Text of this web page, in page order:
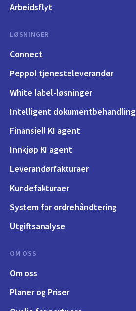
Arbeidsflyt
LØSNINGER
Connect
Peppol tjenesteleverandør
White label-løsninger
Intelligent dokumentbehandling
Finansiell KI agent
Innkjøp KI agent
Leverandørfakturaer
Kundefakturaer
System for ordrehåndtering
Utgiftsanalyse
OM OSS
Om oss
Planer og Priser